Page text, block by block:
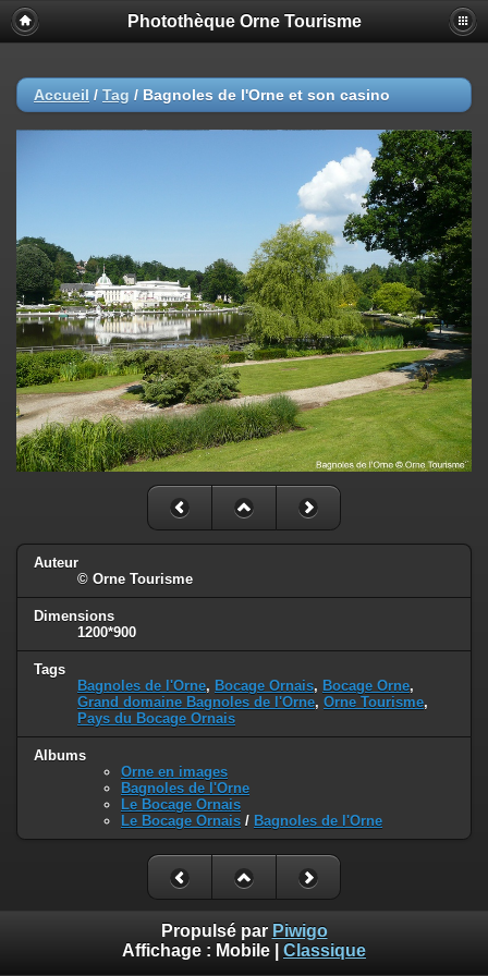
Photothèque Orne Tourisme
Accueil / Tag / Bagnoles de l'Orne et son casino
Auteur
© Orne Tourisme
Dimensions
1200*900
Tags
Bagnoles de l'Orne, Bocage Ornais, Bocage Orne,
Grand domaine Bagnoles de l'Orne, Orne Tourisme,
Pays du Bocage Ornais
Albums
Orne en images
Bagnoles de l'Orne
Le Bocage Ornais
Le Bocage Ornais / Bagnoles de l'Orne
Propulsé par Piwigo
Affichage : Mobile Classique